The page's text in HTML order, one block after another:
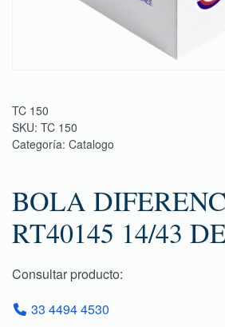
TC 150
SKU: TC 150
Categoría: Catalogo
BOLA
RT40145 14/43
Consultar producto:
33 4494 4530